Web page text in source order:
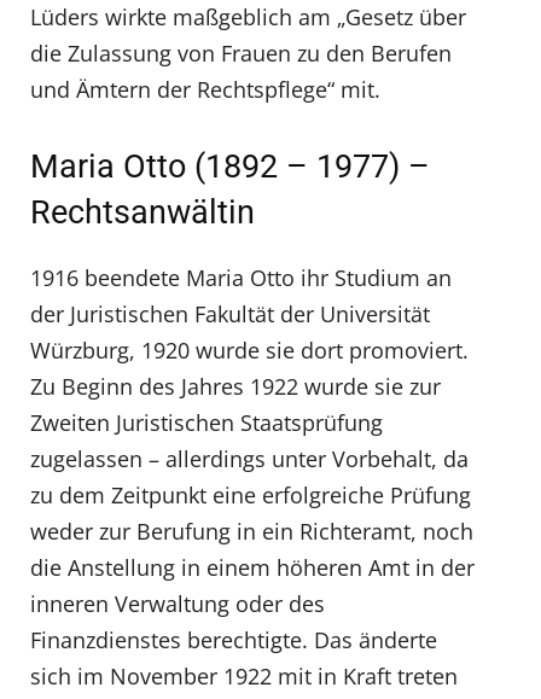
Lüders wirkte maßgeblich am „Gesetz über
die Zulassung von Frauen zu den Berufen
und Ämtern der Rechtspflege“ mit.
Maria Otto (1892 – 1977) –
Rechtsanwältin
1916 beendete Maria Otto ihr Studium an
der Juristischen Fakultät der Universität
Würzburg, 1920 wurde sie dort promoviert.
Zu Beginn des Jahres 1922 wurde sie zur
Zweiten Juristischen Staatsprüfung
zugelassen – allerdings unter Vorbehalt, da
zu dem Zeitpunkt eine erfolgreiche Prüfung
weder zur Berufung in ein Richteramt, noch
die Anstellung in einem höheren Amt in der
inneren Verwaltung oder des
Finanzdienstes berechtigte. Das änderte
sich im November 1922 mit in Kraft treten